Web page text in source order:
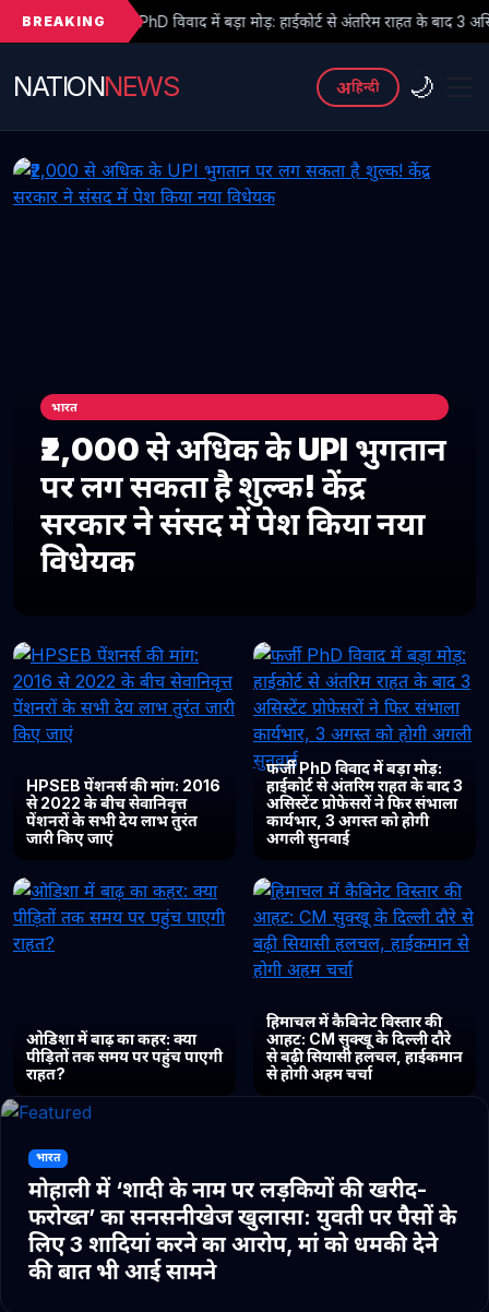
BREAKING
विवाद में बड़ा मोड़: हाईकोर्ट से अंतरिम राहत के बाद 3 असिस्टेंट प्रोफेसरों ने फिर
NATIONNEWS अहिन्दी 🌙
भारत
₹2,000 से अधिक के UPI भुगतान
पर लग सकता है शुल्क! केंद्र
सरकार ने संसद में पेश किया नया
विधेयक
HPSEB पेंशनर्स की मांग: 2016
से 2022 के बीच सेवानिवृत्त
पेंशनरों के सभी देय लाभ तुरंत
जारी किए जाएं
फर्जी PhD विवाद में बड़ा मोड़:
हाईकोर्ट से अंतरिम राहत के बाद 3
असिस्टेंट प्रोफेसरों ने फिर संभाला
कार्यभार, 3 अगस्त को होगी
अगली सुनवाई
ओडिशा में बाढ़ का कहर: क्या
पीड़ितों तक समय पर पहुंच पाएगी
राहत?
हिमाचल में कैबिनेट विस्तार की
आहट: CM सुक्खू के दिल्ली दौरे
से बढ़ी सियासी हलचल, हाईकमान
से होगी अहम चर्चा
भारत
मोहाली में ‘शादी के नाम पर लड़कियों की खरीद-
फरोख्त’ का सनसनीखेज खुलासा: युवती पर पैसों के
लिए 3 शादियां करने का आरोप, मां को धमकी देने
की बात भी आई सामने